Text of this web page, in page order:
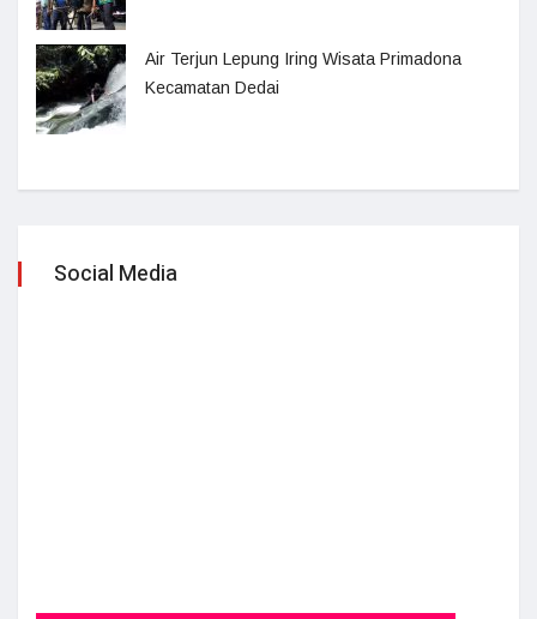
Air Terjun Lepung Iring Wisata Primadona
Kecamatan Dedai
Social Media